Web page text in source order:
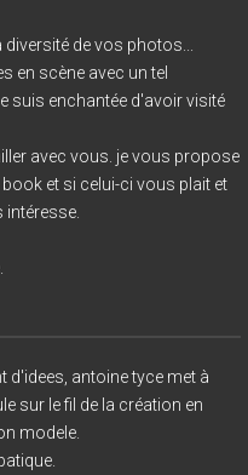
de vos photos...
en scène avec un tel
suis enchantée d'avoir visité
avec vous. je vous propose
et si celui-ci vous plait et
d'idees, antoine tyce met à
sur le fil de la création en
modele.